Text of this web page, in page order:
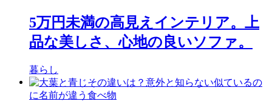
5万円未満の高見えインテリア。上
品な美しさ、心地の良いソファ。
暮らし